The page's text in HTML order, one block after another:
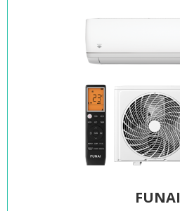
FUNAI